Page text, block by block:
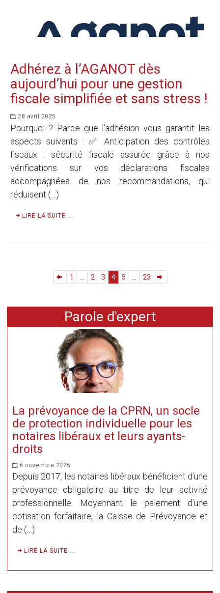
Adhérez à l’AGANOT dès
aujourd’hui pour une gestion
fiscale simplifiée et sans stress !
28 avril 2025
Pourquoi ? Parce que l’adhésion vous garantit les
aspects suivants : ✅ Anticipation des contrôles
fiscaux : sécurité fiscale assurée grâce à nos
vérifications sur vos déclarations fiscales
accompagnées de nos recommandations, qui
réduisent (…)
LIRE LA SUITE ...
1 2 3 4 5 23
Parole d'expert
La prévoyance de la CPRN, un socle
de protection individuelle pour les
notaires libéraux et leurs ayants-
droits
6 novembre 2025
Depuis 2017, les notaires libéraux bénéficient d’une
prévoyance obligatoire au titre de leur activité
professionnelle. Moyennant le paiement d’une
cotisation forfaitaire, la Caisse de Prévoyance et
de (…)
LIRE LA SUITE ...